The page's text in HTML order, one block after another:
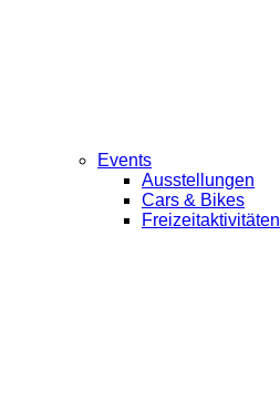
Events
Ausstellungen
Cars & Bikes
Freizeitaktivitäten